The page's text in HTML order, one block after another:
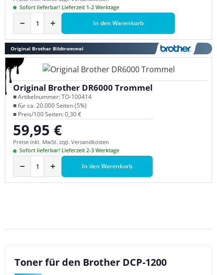
Sofort lieferbar! Lieferzeit 1-2 Werktage
− + In den Warenkorb
Original Brother Bildtrommel
Original Brother DR6000 Trommel
■ Artikelnummer: TO-100414
■ für ca. 20.000 Seiten (5%)
■ Preis/100 Seiten: 0,30 €
Regulärer Preis:
59,95 €
Preise inkl. MwSt. zzgl. Versandkosten
Sofort lieferbar! Lieferzeit 2-3 Werktage
− + In den Warenkorb
Toner für den Brother DCP-1200